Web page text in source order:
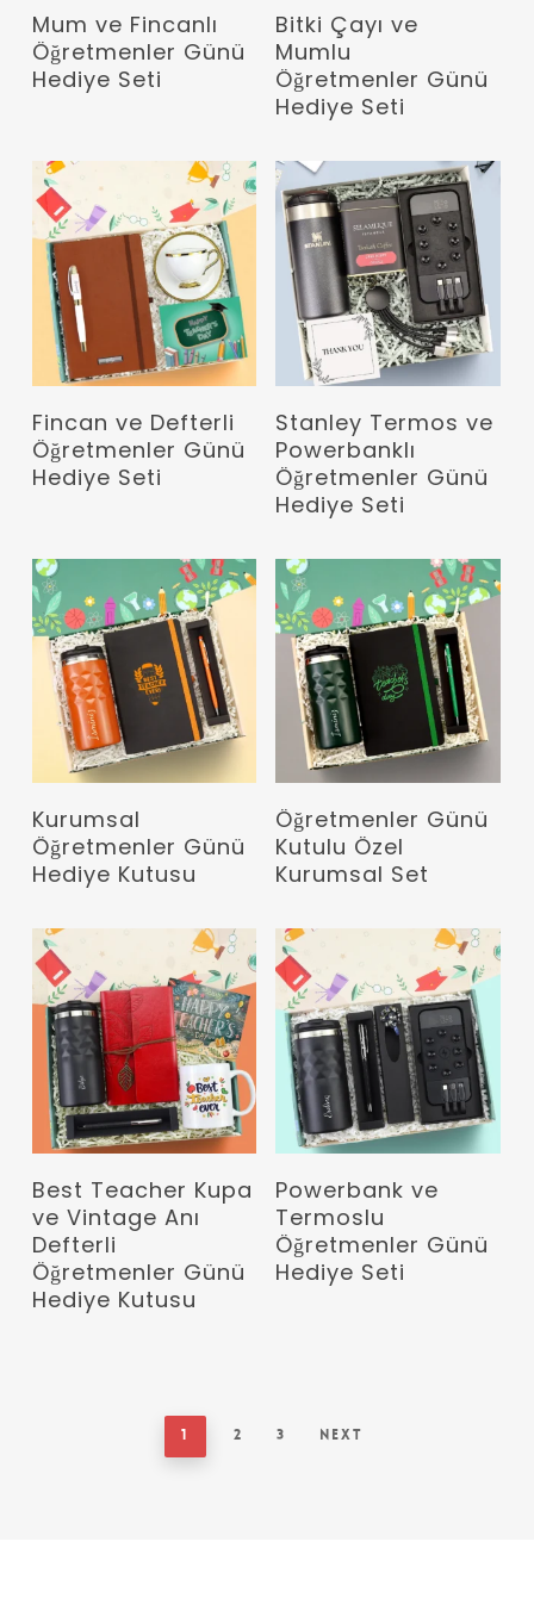
Devamını Oku
Mum ve Fincanlı
Öğretmenler Günü
Hediye Seti
Devamını Oku
Bitki Çayı ve
Mumlu
Öğretmenler Günü
Hediye Seti
Devamını Oku
Fincan ve Defterli
Öğretmenler Günü
Hediye Seti
Devamını Oku
Stanley Termos ve
Powerbanklı
Öğretmenler Günü
Hediye Seti
Devamını Oku
Kurumsal
Öğretmenler Günü
Hediye Kutusu
Devamını Oku
Öğretmenler Günü
Kutulu Özel
Kurumsal Set
Devamını Oku
Best Teacher Kupa
ve Vintage Anı
Defterli
Öğretmenler Günü
Hediye Kutusu
Devamını Oku
Powerbank ve
Termoslu
Öğretmenler Günü
Hediye Seti
1 2 3 Next